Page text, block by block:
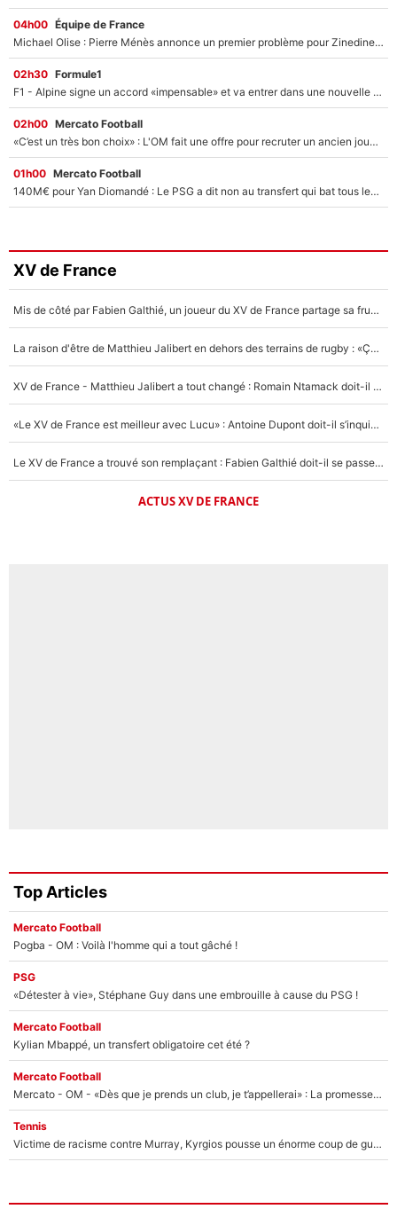
04h00 Équipe de France
Michael Olise : Pierre Ménès annonce un premier problème pour Zinedine Zidane en équipe de France
02h30 Formule1
F1 - Alpine signe un accord «impensable» et va entrer dans une nouvelle dimension : Grande nouvelle pour Pierre Gasly !
02h00 Mercato Football
«C’est un très bon choix» : L'OM fait une offre pour recruter un ancien joueur du PSG... et c'est validé dans l'After Foot !
01h00 Mercato Football
140M€ pour Yan Diomandé : Le PSG a dit non au transfert qui bat tous les records sur le mercato
XV de France
Mis de côté par Fabien Galthié, un joueur du XV de France partage sa frustration : «ils ne me l’ont pas dit tout de suite»
La raison d'être de Matthieu Jalibert en dehors des terrains de rugby : «Ça m'atteint autant que si tu touches à un membre de ma famille»
XV de France - Matthieu Jalibert a tout changé : Romain Ntamack doit-il s’inquiéter pour sa place à un an de la Coupe du monde ?
«Le XV de France est meilleur avec Lucu» : Antoine Dupont doit-il s’inquiéter pour sa place ?
Le XV de France a trouvé son remplaçant : Fabien Galthié doit-il se passer d'Antoine Dupont ?
ACTUS XV DE FRANCE
Top Articles
Mercato Football
Pogba - OM : Voilà l'homme qui a tout gâché !
PSG
«Détester à vie», Stéphane Guy dans une embrouille à cause du PSG !
Mercato Football
Kylian Mbappé, un transfert obligatoire cet été ?
Mercato Football
Mercato - OM - «Dès que je prends un club, je t’appellerai» : La promesse de Marcelino au moment de claquer la porte
Tennis
Victime de racisme contre Murray, Kyrgios pousse un énorme coup de gueule !